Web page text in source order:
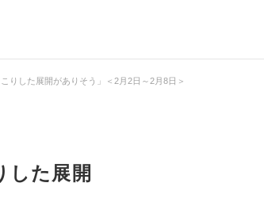
りした展開がありそう」＜2月2日～2月8日＞
した展開